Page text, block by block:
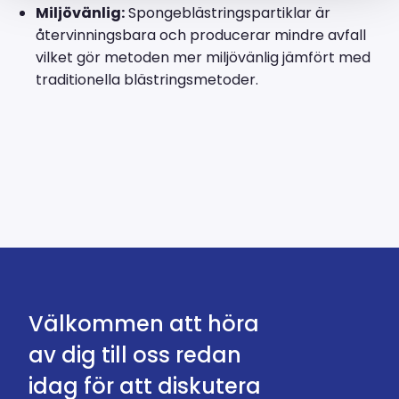
Miljövänlig:Spongeblästringspartiklar är
återvinningsbara och producerar mindre avfall
vilket gör metoden mer miljövänlig jämfört med
traditionella blästringsmetoder.
Välkommen att höra
av dig till oss redan
idag för att diskutera